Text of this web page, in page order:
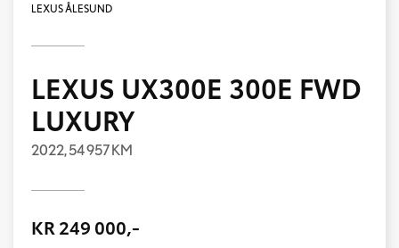
LEXUS ÅLESUND
LEXUS UX300E 300E FWD
LUXURY
2022,54 957 KM
KR 249 000,-